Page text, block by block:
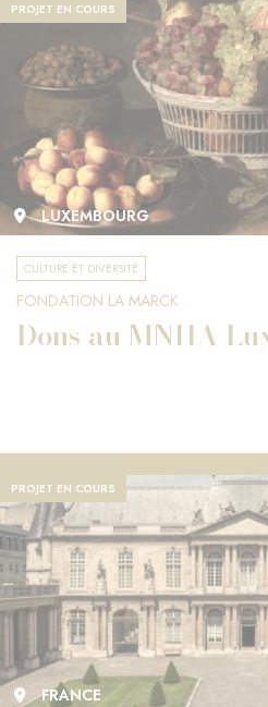
PROJET EN COURS
LUXEMBOURG
CULTURE ET DIVERSITÉ
FONDATION LA MARCK
Dons au MNHA
PROJET EN COURS
FRANCE